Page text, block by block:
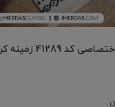
41289 زمینه کرم